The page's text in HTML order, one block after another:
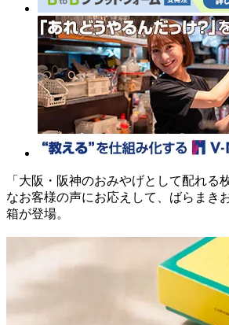
「大阪・阪神のおみやげとして配れ
なお客様の声にお応えして、ばらまき
箱が登場。